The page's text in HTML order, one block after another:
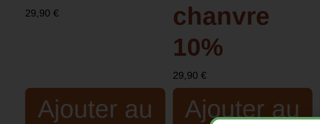
29,90 €
Ajouter au
chanvre
10%
29,90 €
Ajouter au